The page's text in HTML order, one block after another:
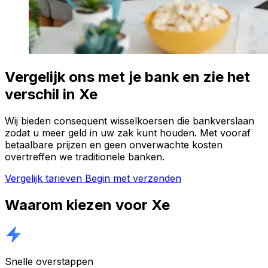
Vergelijk ons met je bank en zie het
verschil in Xe
Wij bieden consequent wisselkoersen die bankverslaan
zodat u meer geld in uw zak kunt houden. Met vooraf
betaalbare prijzen en geen onverwachte kosten
overtreffen we traditionele banken.
Vergelijk tarieven Begin met verzenden
Waarom kiezen voor Xe
Snelle overstappen